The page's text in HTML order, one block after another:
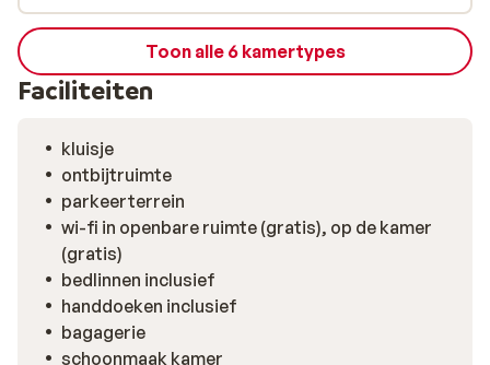
Toon alle 6 kamertypes
Faciliteiten
kluisje
ontbijtruimte
parkeerterrein
wi-fi in openbare ruimte (gratis), op de kamer
(gratis)
bedlinnen inclusief
handdoeken inclusief
bagagerie
schoonmaak kamer